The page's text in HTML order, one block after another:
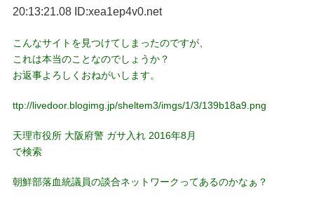
20:13:21.08 ID:xea1ep4v0.net
こんなサイトを見つけてしまったのですが、
これは本当のことなのでしょうか？
お返事よろしくおねがいします。
ttp://livedoor.blogimg.jp/sheltem3/imgs/1/3/139b18a9.png
天理市役所 大阪府警 ガサ入れ 2016年8月
で検索
朝鮮部落血統議員の談合ネットワークってあるのかなぁ？